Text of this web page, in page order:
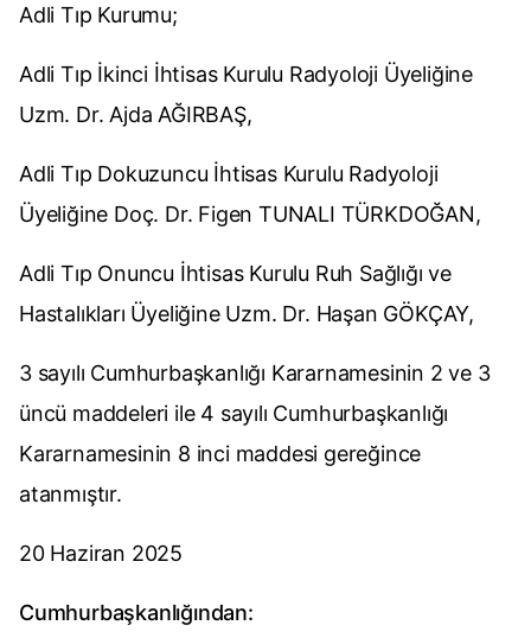
Adli Tıp Kurumu;
Adli Tıp İkinci İhtisas Kurulu Radyoloji Üyeliğine
Uzm. Dr. Ajda AĞIRBAŞ,
Adli Tıp Dokuzuncu İhtisas Kurulu Radyoloji
Üyeliğine Doç. Dr. Figen TUNALI TÜRKDOĞAN,
Adli Tıp Onuncu İhtisas Kurulu Ruh Sağlığı ve
Hastalıkları Üyeliğine Uzm. Dr. Haşan GÖKÇAY,
3 sayılı Cumhurbaşkanlığı Kararnamesinin 2 ve 3
üncü maddeleri ile 4 sayılı Cumhurbaşkanlığı
Kararnamesinin 8 inci maddesi gereğince
atanmıştır.
20 Haziran 2025
Cumhurbaşkanlığından: